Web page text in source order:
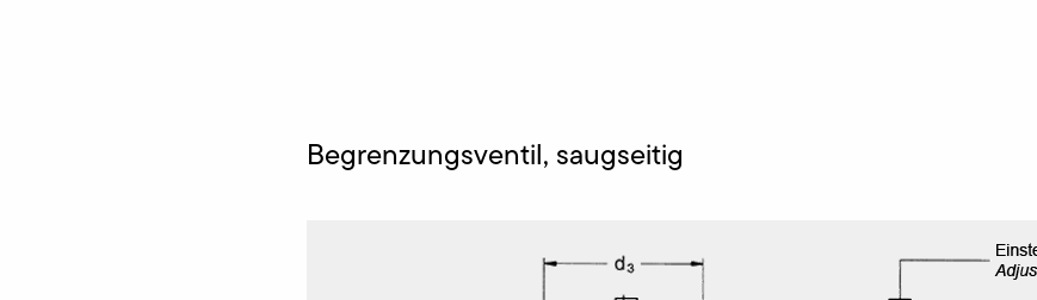
Begrenzungsventil, saugseitig